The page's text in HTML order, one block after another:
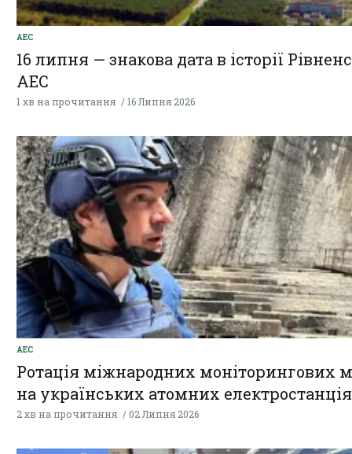
АЕС
16 липня — знакова дата в історії
АЕС
1 хв на прочитання 16 Липня 2026
АЕС
Ротація міжнародних моніторингових
на українських атомних
2 хв на прочитання 02 Липня 2026